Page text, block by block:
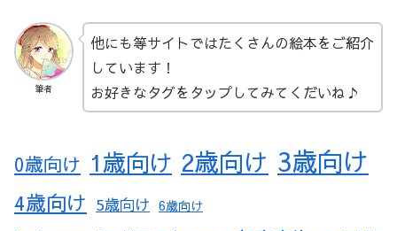
筆者
他にも等サイトではたくさんの絵本をご紹介
しています！
お好きなタグをタップしてみてくだいね♪
0歳向け 1歳向け 2歳向け 3歳向け
4歳向け 5歳向け 6歳向け